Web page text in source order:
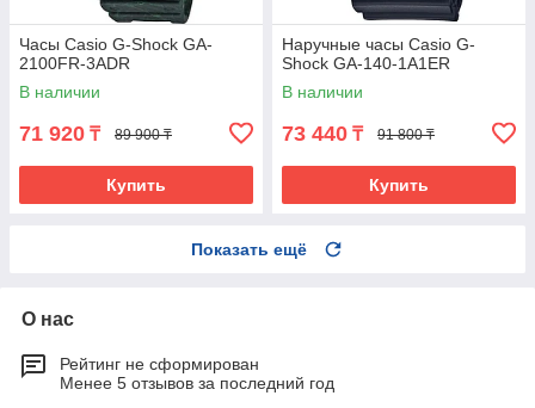
Часы Casio G-Shock GA-
2100FR-3ADR
В наличии
71 920 ₸ 89 900 ₸
Купить
Наручные часы Casio G-
Shock GA-140-1A1ER
В наличии
73 440 ₸ 91 800 ₸
Купить
Показать ещё
О нас
Рейтинг не сформирован
Менее 5 отзывов за последний год